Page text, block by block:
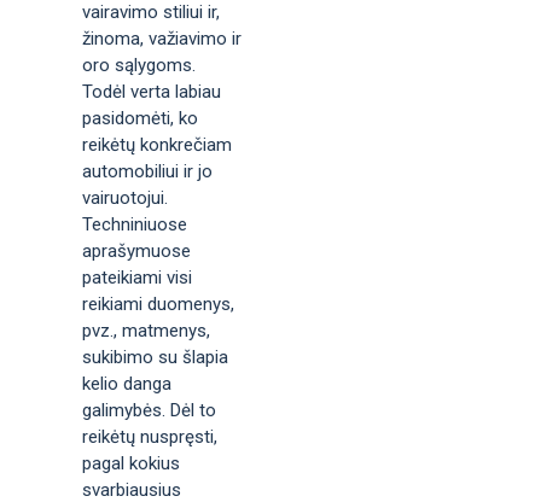
vairavimo stiliui ir,
žinoma, važiavimo ir
oro sąlygoms.
Todėl verta labiau
pasidomėti, ko
reikėtų konkrečiam
automobiliui ir jo
vairuotojui.
Techniniuose
aprašymuose
pateikiami visi
reikiami duomenys,
pvz., matmenys,
sukibimo su šlapia
kelio danga
galimybės. Dėl to
reikėtų nuspręsti,
pagal kokius
svarbiausius